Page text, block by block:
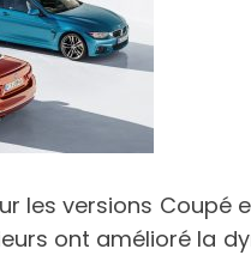
les versions
ont amélioré la